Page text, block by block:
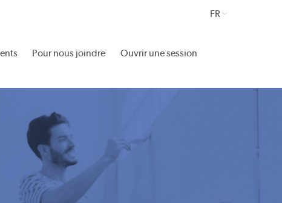
Pour nous joindre Ouvrir une session
FR